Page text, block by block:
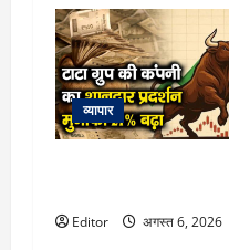
व्यापार
Editor अगस्त 6, 2026